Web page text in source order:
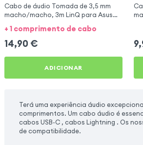
Cabo de áudio Tomada de 3,5 mm
macho/macho, 3m LinQ para Asus
+ 1 comprimento de cabo
14,90 €
ADICIONAR
Terá uma experiência áudio
comprimentos. Um cabo áudio é
cabos USB-C , cabos Lightning . Os
de compatibilidade.